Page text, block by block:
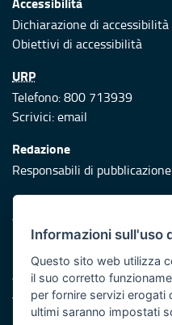
Dichiarazione di accessibilità
Obiettivi di accessibilità
URP
Telefono: 800 713939
Scrivici:email
Redazione
Responsabili di pubblicazione
Protezione civile
Vai al sito di Protezione Civile
Iniziativa finanziata con
Asse XI
Note legali
Informazioni sull'uso
Questo sito web utilizza
il suo corretto
per fornire servizi erogati
ultimi saranno impostati